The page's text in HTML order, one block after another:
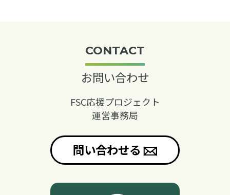
CONTACT
お問い合わせ
FSC応援プロジェクト
運営事務局
問い合わせる